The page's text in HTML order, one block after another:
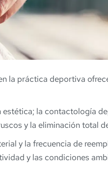
la práctica deportiva
estética; la contactología
y la eliminación total
y la frecuencia de
y las condiciones